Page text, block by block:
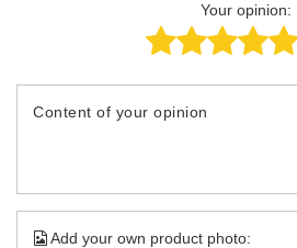
Your opinion:
Content of your opinion
Add your own product photo: